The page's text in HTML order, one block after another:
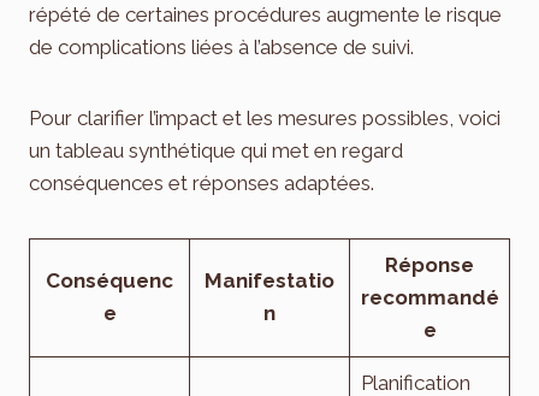
répété de certaines procédures augmente le risque
de complications liées à l’absence de suivi.
Pour clarifier l’impact et les mesures possibles, voici
un tableau synthétique qui met en regard
conséquences et réponses adaptées.
Conséquenc
e
Manifestatio
n
Réponse
recommandé
e
Planification